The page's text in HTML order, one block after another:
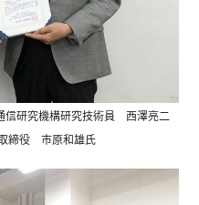
信研究機構研究技術員 西澤亮二
締役 市原和雄氏